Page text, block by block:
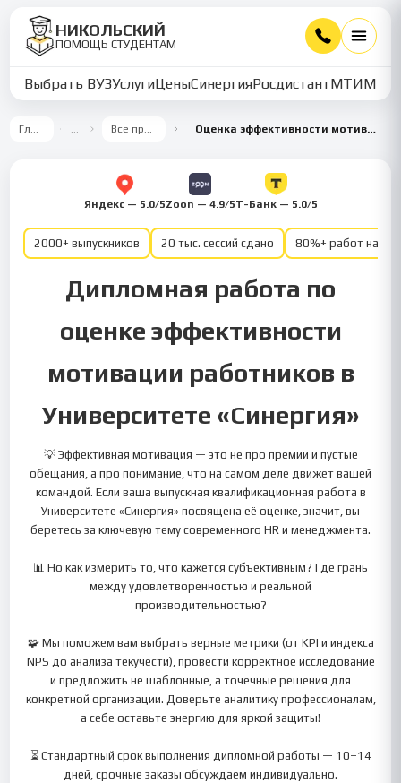
НИКОЛЬСКИЙ
ПОМОЩЬ СТУДЕНТАМ
Выбрать ВУЗУслугиЦеныСинергияРосдистантМТИММУ
Главная … Все предметы Оценка эффективности мотивации работников
Яндекс — 5.0/5Zoon — 4.9/5Т-Банк — 5.0/5
2000+ выпускников 20 тыс. сессий сдано 80%+ работ на
Дипломная работа по
оценке эффективности
мотивации работников в
Университете «Синергия»
💡 Эффективная мотивация — это не про премии и пустые
обещания, а про понимание, что на самом деле движет вашей
командой. Если ваша выпускная квалификационная работа в
Университете «Синергия» посвящена её оценке, значит, вы
беретесь за ключевую тему современного HR и менеджмента.
📊 Но как измерить то, что кажется субъективным? Где грань
между удовлетворенностью и реальной
производительностью?
🧩 Мы поможем вам выбрать верные метрики (от KPI и индекса
NPS до анализа текучести), провести корректное исследование
и предложить не шаблонные, а точечные решения для
конкретной организации. Доверьте аналитику профессионалам,
а себе оставьте энергию для яркой защиты!
⏳ Стандартный срок выполнения дипломной работы — 10–14
дней, срочные заказы обсуждаем индивидуально.